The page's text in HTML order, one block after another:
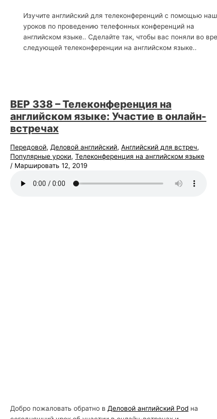
Изучите английский для телеконференций с помощью
уроков по проведению телефонных конференций на
английском языке.. Сделайте так, чтобы вас поняли во
следующей телеконференции на английском языке..
BEP 338 – Телеконференция на
английском языке: Участие в онлайн-
встречах
Передовой,Деловой английский,Английский для встреч,
Популярные уроки,Телеконференция на английском языке
/ Маршировать 12, 2019
Добро пожаловать обратно в Деловой английский Pod на